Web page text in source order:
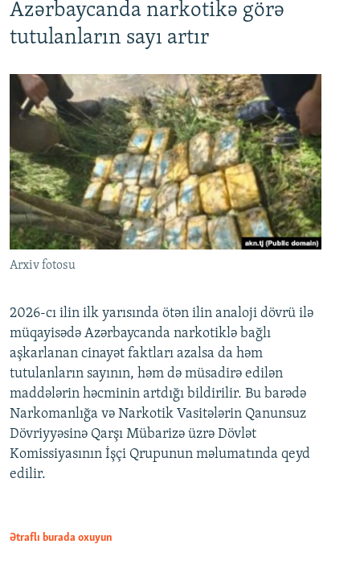
Azərbaycanda narkotikə görə
tutulanların sayı artır
Arxiv fotosu
2026-cı ilin ilk yarısında ötən ilin analoji dövrü ilə
müqayisədə Azərbaycanda narkotiklə bağlı
aşkarlanan cinayət faktları azalsa da həm
tutulanların sayının, həm də müsadirə edilən
maddələrin həcminin artdığı bildirilir. Bu barədə
Narkomanlığa və Narkotik Vasitələrin Qanunsuz
Dövriyyəsinə Qarşı Mübarizə üzrə Dövlət
Komissiyasının İşçi Qrupunun məlumatında qeyd
edilir.
Ətraflı burada oxuyun